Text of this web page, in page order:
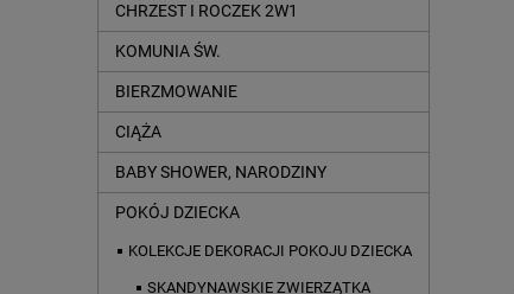
CHRZEST I ROCZEK 2W1
KOMUNIA ŚW.
BIERZMOWANIE
CIĄŻA
BABY SHOWER, NARODZINY
POKÓJ DZIECKA
KOLEKCJE DEKORACJI POKOJU DZIECKA
SKANDYNAWSKIE ZWIERZĄTKA